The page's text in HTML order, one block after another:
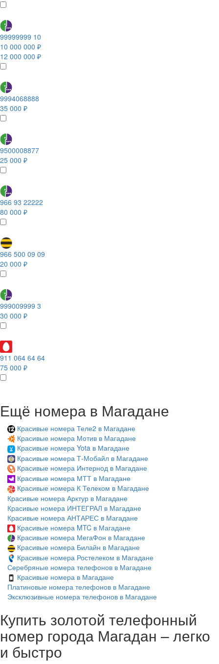
99999999 10
10 000 000 ₽
12 000 000 ₽
9994068888
35 000 ₽
9500008877
25 000 ₽
966 93 22222
80 000 ₽
966 500 09 09
20 000 ₽
999009999 3
30 000 ₽
911 064 64 64
75 000 ₽
Ещё номера в Магадане
Красивые номера Теле2 в Магадане
Красивые номера Мотив в Магадане
Красивые номера Yota в Магадане
Красивые номера Т-Мобайл в Магадане
Красивые номера Интернод в Магадане
Красивые номера МТТ в Магадане
Красивые номера К Телеком в Магадане
Красивые номера Арктур в Магадане
Красивые номера ИНТЕГРАЛ в Магадане
Красивые номера АНТАРЕС в Магадане
Красивые номера MTC в Магадане
Красивые номера МегаФон в Магадане
Красивые номера Билайн в Магадане
Красивые номера Ростелеком в Магадане
Серебряные номера телефонов в Магадане
Красивые номера в Магадане
Платиновые номера телефонов в Магадане
Эксклюзивные номера телефонов в Магадане
Купить золотой телефонный
номер города Магадан – легко
и быстро